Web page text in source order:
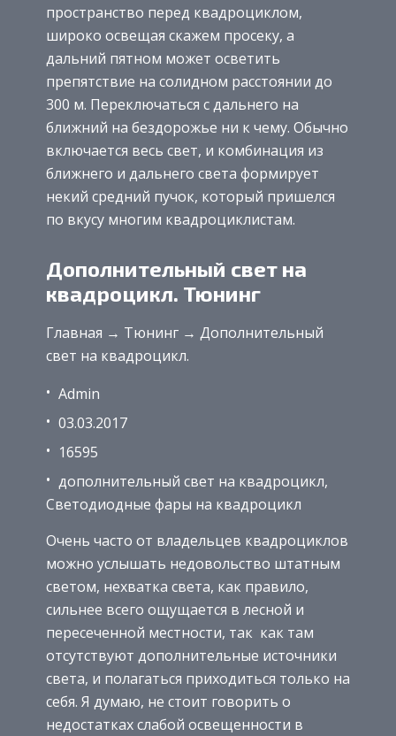
пространство перед квадроциклом,
широко освещая скажем просеку, а
дальний пятном может осветить
препятствие на солидном расстоянии до
300 м. Переключаться с дальнего на
ближний на бездорожье ни к чему. Обычно
включается весь свет, и комбинация из
ближнего и дальнего света формирует
некий средний пучок, который пришелся
по вкусу многим квадроциклистам.
Дополнительный свет на
квадроцикл. Тюнинг
Главная → Тюнинг → Дополнительный
свет на квадроцикл.
Admin
03.03.2017
16595
дополнительный свет на квадроцикл,
Светодиодные фары на квадроцикл
Очень часто от владельцев квадроциклов
можно услышать недовольство штатным
светом, нехватка света, как правило,
сильнее всего ощущается в лесной и
пересеченной местности, так как там
отсутствуют дополнительные источники
света, и полагаться приходиться только на
себя. Я думаю, не стоит говорить о
недостатках слабой освещенности в